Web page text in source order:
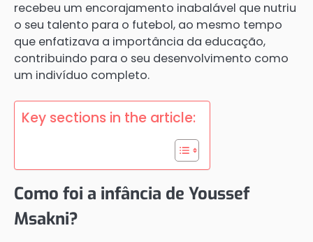
recebeu um encorajamento inabalável que nutriu
o seu talento para o futebol, ao mesmo tempo
que enfatizava a importância da educação,
contribuindo para o seu desenvolvimento como
um indivíduo completo.
Key sections in the article:
Como foi a infância de Youssef
Msakni?